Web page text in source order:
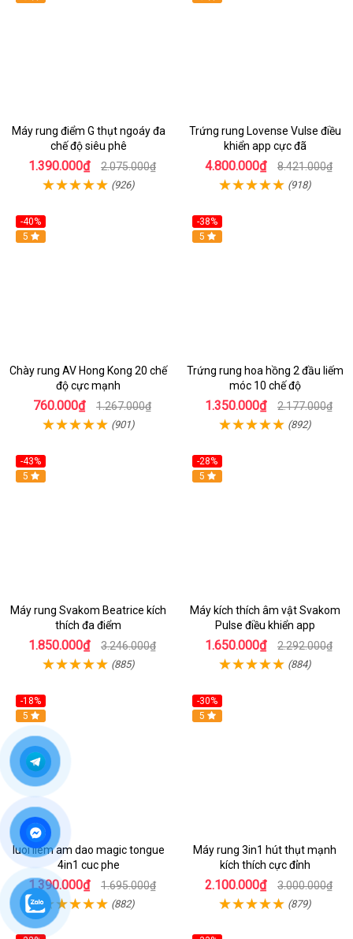
Máy rung điểm G thụt ngoáy đa
chế độ siêu phê
1.390.000₫ 2.075.000₫
(926)
Trứng rung Lovense Vulse điều
khiển app cực đã
4.800.000₫ 8.421.000₫
(918)
-40%
5
Chày rung AV Hong Kong 20 chế
độ cực mạnh
760.000₫ 1.267.000₫
(901)
-38%
Hot
5
Trứng rung hoa hồng 2 đầu liếm
móc 10 chế độ
1.350.000₫ 2.177.000₫
(892)
-43%
Hot
5
Máy rung Svakom Beatrice kích
thích đa điểm
1.850.000₫ 3.246.000₫
(885)
-28%
Hot
5
Máy kích thích âm vật Svakom
Pulse điều khiển app
1.650.000₫ 2.292.000₫
(884)
-18%
Hot
5
luoi liem am dao magic tongue
4in1 cuc phe
1.390.000₫ 1.695.000₫
(882)
-30%
Hot
5
Máy rung 3in1 hút thụt mạnh
kích thích cực đỉnh
2.100.000₫ 3.000.000₫
(879)